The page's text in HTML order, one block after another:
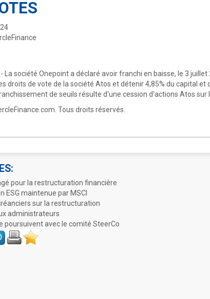
La société Onepoint a déclaré avoir franchi en baisse, le 3 juillet
droits de vote de la société Atos et détenir 4,85% du capital et
de seuils résulte d'une cession d'actions Atos sur
Tous droits réservés.
pour la restructuration financière
ESG maintenue par MSCI
sur la restructuration
administrateurs
poursuivent avec le comité SteerCo
ImprimerFavoris